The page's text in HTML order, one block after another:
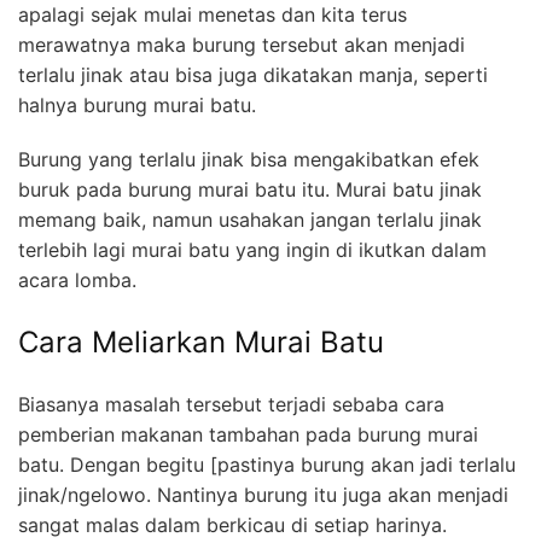
apalagi sejak mulai menetas dan kita terus
merawatnya maka burung tersebut akan menjadi
terlalu jinak atau bisa juga dikatakan manja, seperti
halnya burung murai batu.
Burung yang terlalu jinak bisa mengakibatkan efek
buruk pada burung murai batu itu. Murai batu jinak
memang baik, namun usahakan jangan terlalu jinak
terlebih lagi murai batu yang ingin di ikutkan dalam
acara lomba.
Cara Meliarkan Murai Batu
Biasanya masalah tersebut terjadi sebaba cara
pemberian makanan tambahan pada burung murai
batu. Dengan begitu [pastinya burung akan jadi terlalu
jinak/ngelowo. Nantinya burung itu juga akan menjadi
sangat malas dalam berkicau di setiap harinya.